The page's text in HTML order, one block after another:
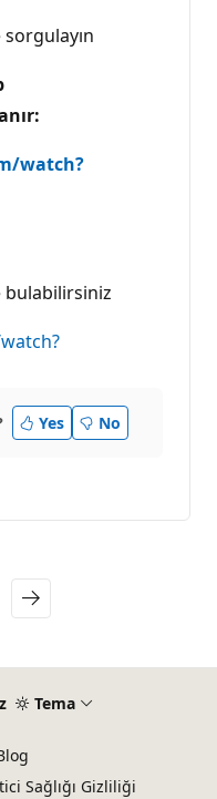
watch?
bulabilirsiniz
Yes No
Tema
Sağlığı Gizliliği